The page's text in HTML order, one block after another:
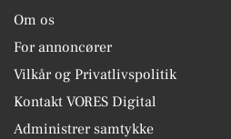
Om os
For annoncører
Vilkår og Privatlivspolitik
Kontakt VORES Digital
Administrer samtykke